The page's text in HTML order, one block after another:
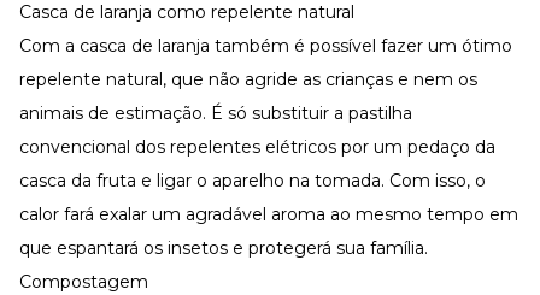
Casca de laranja como repelente natural
Com a casca de laranja também é possível fazer um ótimo
repelente natural, que não agride as crianças e nem os
animais de estimação. É só substituir a pastilha
convencional dos repelentes elétricos por um pedaço da
casca da fruta e ligar o aparelho na tomada. Com isso, o
calor fará exalar um agradável aroma ao mesmo tempo em
que espantará os insetos e protegerá sua família.
Compostagem